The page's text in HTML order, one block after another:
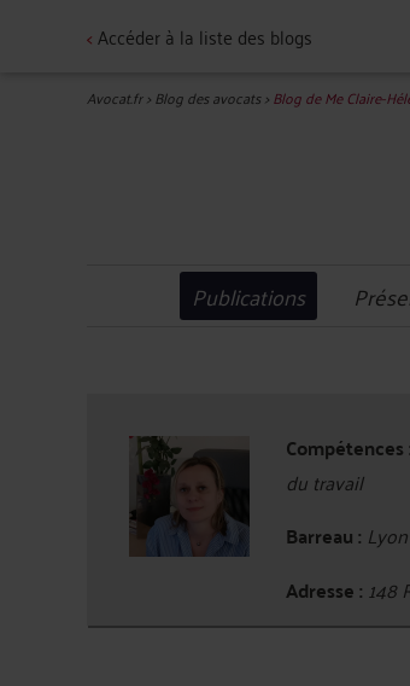
<Accéder à la liste des blogs
Avocat.fr>Blog des avocats>Blog de Me Claire-
Publications
Compétences :
du travail
Barreau : Lyon
Adresse : 148